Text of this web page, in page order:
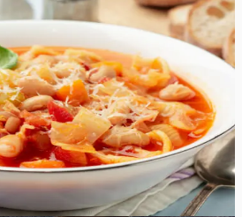
maitseid selle klassikalise
See on värviline supp, mis
õrnu ube ja maitsvaid ürte.
või maitseküllast ja toitvat
supp sobib selleks kindlasti!